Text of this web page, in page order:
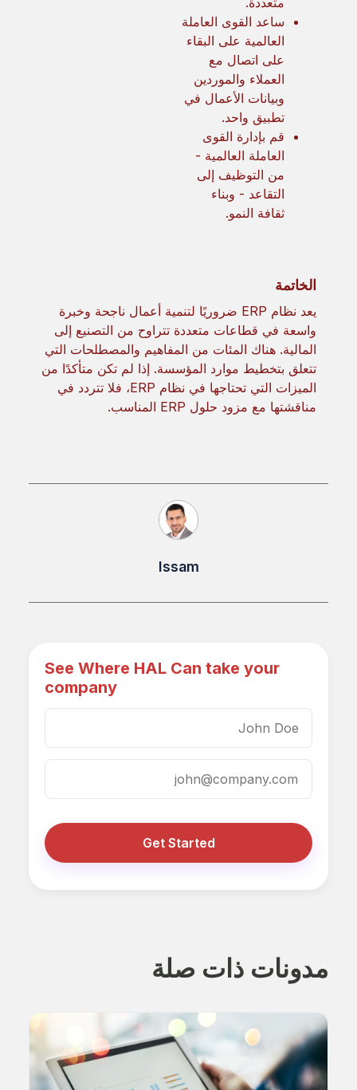
ساعد القوى العاملة
العالمية على البقاء
على اتصال مع
العملاء والموردين
وبيانات الأعمال في
تطبيق واحد.
قم بإدارة القوى
العاملة العالمية -
من التوظيف إلى
التقاعد - وبناء
ثقافة النمو.
الخاتمة
يعد نظام ERP ضروريًا لتنمية أعمال ناجحة وخبرة
واسعة في قطاعات متعددة تتراوح من التصنيع إلى
المالية. هناك المئات من المفاهيم والمصطلحات التي
تتعلق بتخطيط موارد المؤسسة. إذا لم تكن متأكدًا من
الميزات التي تحتاجها في نظام ERP، فلا تتردد في
مناقشتها مع مزود حلول ERP المناسب.
Issam
See Where HAL Can take your
company
Get Started
مدونات ذات صلة